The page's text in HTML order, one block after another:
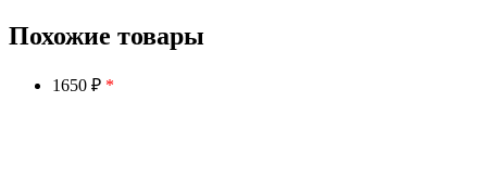
Похожие товары
1650 ₽ *